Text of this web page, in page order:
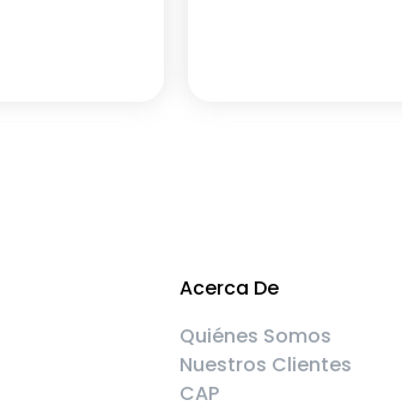
Acerca De
Quiénes Somos
Nuestros Clientes
CAP